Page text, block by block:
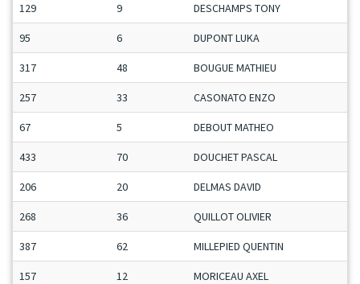
129 9 DESCHAMPS TONY
95 6 DUPONT LUKA
317 48 BOUGUE MATHIEU
257 33 CASONATO ENZO
67 5 DEBOUT MATHEO
433 70 DOUCHET PASCAL
206 20 DELMAS DAVID
268 36 QUILLOT OLIVIER
387 62 MILLEPIED QUENTIN
157 12 MORICEAU AXEL